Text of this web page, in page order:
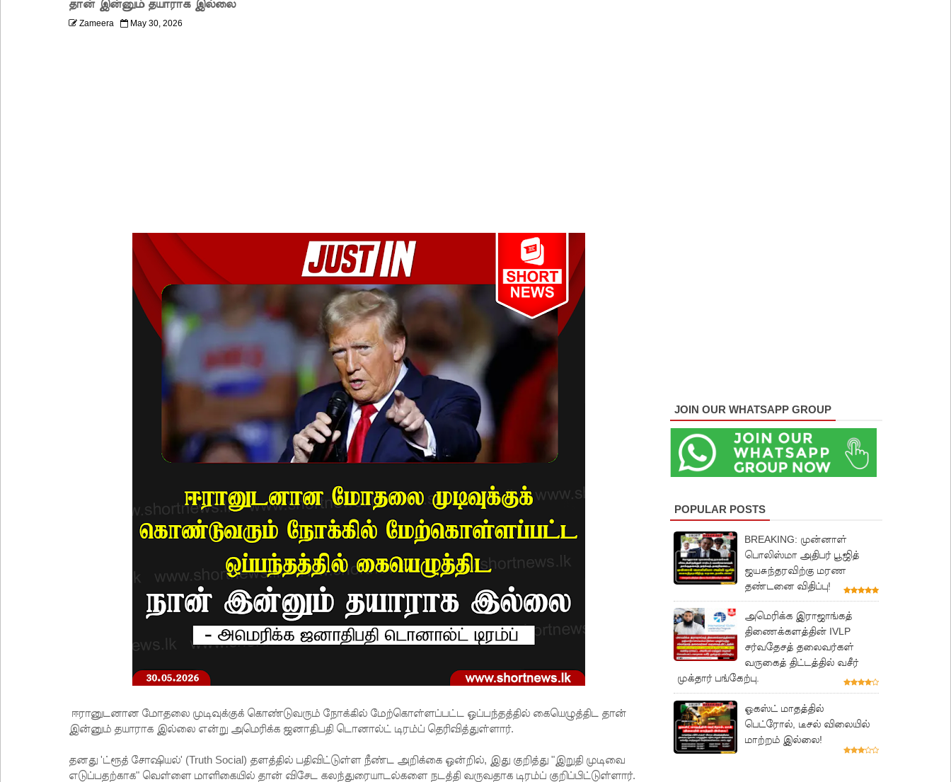
சஷீந்திர ராஜபக்ஷவின் வழக்கு விசாரணை செப்டம்பர் 28க்கு ஒத்திவைப்பு
தான் இன்னும் தயாராக இல்லை
Zameera May 30, 2026
ஈரானுடனான மோதலை முடிவுக்குக் கொண்டுவரும் நோக்கில் மேற்கொள்ளப்பட்ட ஒப்பந்தத்தில் கையெழுத்திட தான்
இன்னும் தயாராக இல்லை என்று அமெரிக்க ஜனாதிபதி டொனால்ட் டிரம்ப் தெரிவித்துள்ளார்.
தனது 'ட்ரூத் சோஷியல்' (Truth Social) தளத்தில் பதிவிட்டுள்ள நீண்ட அறிக்கை ஒன்றில், இது குறித்து "இறுதி முடிவை
எடுப்பதற்காக" வெள்ளை மாளிகையில் தான் விசேட கலந்துரையாடல்களை நடத்தி வருவதாக டிரம்ப் குறிப்பிட்டுள்ளார்.
JOIN OUR WHATSAPP GROUP
POPULAR POSTS
BREAKING: முன்னாள்
பொலிஸ்மா அதிபர் பூஜித்
ஜயசுந்தரவிற்கு மரண
தண்டனை விதிப்பு!
அமெரிக்க இராஜாங்கத்
திணைக்களத்தின் IVLP
சர்வதேசத் தலைவர்கள்
வருகைத் திட்டத்தில் வசீர்
முக்தார் பங்கேற்பு.
ஓகஸ்ட் மாதத்தில்
பெட்ரோல், டீசல் விலையில்
மாற்றம் இல்லை!